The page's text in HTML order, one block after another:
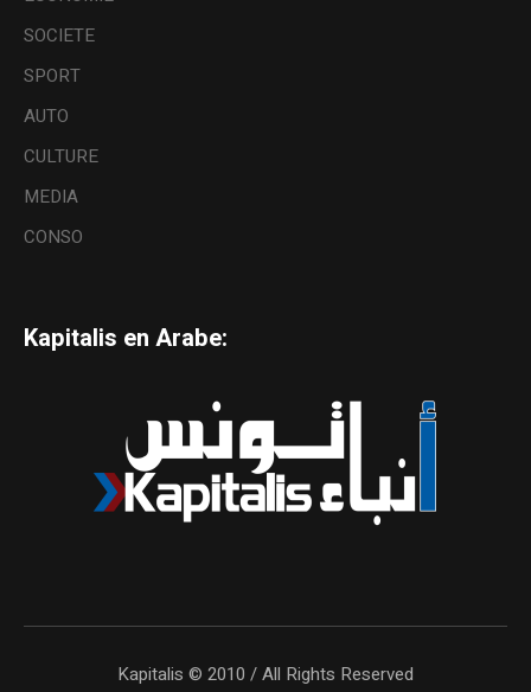
SOCIETE
SPORT
AUTO
CULTURE
MEDIA
CONSO
Kapitalis en Arabe:
Kapitalis © 2010 / All Rights Reserved